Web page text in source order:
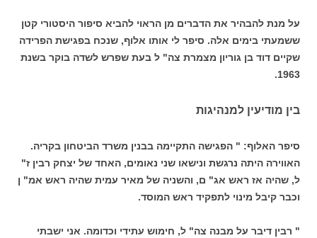
על מנת להבהיר את הדברים מן הראוי להביא סיפור היסטורי קטן
ששמעתי בימים אלה. סיפר לי אותו אלוף, שנכח בפגישת הפרידה
שקיים דוד בן גוריון מצמרת צה" ל בעת שפרש לשדה בוקר בשנת
1963.
בין מודיעין למנהיגות
סיפר האלוף: " הפגישה התקיימה בבנין משרד הביטחון בקריה.
האווירה היתה נרגשת ונישאו שני נאומים, האחד של יצחק רבין ז"
ל, שהיה אז ראש אג" ם, והשניה של מאיר עמית שהיה ראש אמ" ן
וכבר קיבל מינוי לתפקיד ראש המוסד.
" רבין דיבר על מבנה צה" ל, חימוש עתידי וכדומה. אני ישבתי